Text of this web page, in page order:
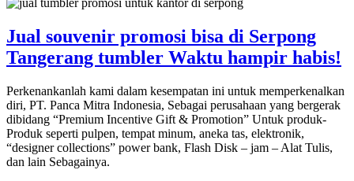
Jual souvenir promosi bisa di Serpong
Tangerang tumbler Waktu hampir habis!
Perkenankanlah kami dalam kesempatan ini untuk memperkenalkan
diri, PT. Panca Mitra Indonesia, Sebagai perusahaan yang bergerak
dibidang “Premium Incentive Gift & Promotion” Untuk produk-
Produk seperti pulpen, tempat minum, aneka tas, elektronik,
“designer collections” power bank, Flash Disk – jam – Alat Tulis,
dan lain Sebagainya.